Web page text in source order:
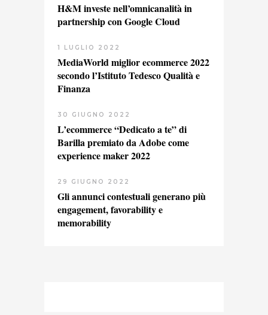
H&M investe nell’omnicanalità in
partnership con Google Cloud
1 LUGLIO 2022
MediaWorld miglior ecommerce 2022
secondo l’Istituto Tedesco Qualità e
Finanza
30 GIUGNO 2022
L’ecommerce “Dedicato a te” di
Barilla premiato da Adobe come
experience maker 2022
29 GIUGNO 2022
Gli annunci contestuali generano più
engagement, favorability e
memorability